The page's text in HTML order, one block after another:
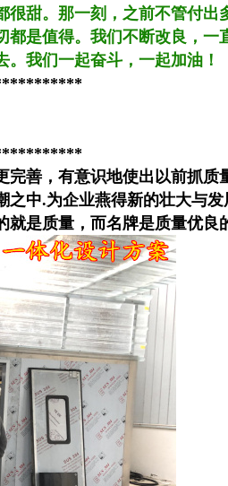
甜。那一刻，之前不管付
是值得。我们不断改良，
我们一起奋斗，一起加油！
善，有意识地使出以前抓质
中.为企业燕得新的壮大与
是质量，而名牌是质量优良